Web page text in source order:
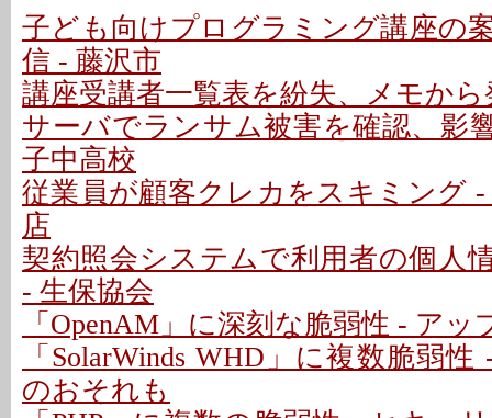
子ども向けプログラミング講座の
信 - 藤沢市
講座受講者一覧表を紛失、メモか
サーバでランサム被害を確認、影
子中高校
従業員が顧客クレカをスキミング
店
契約照会システムで利用者の個人
- 生保協会
「OpenAM」に深刻な脆弱性 - ア
「SolarWinds WHD」に複数脆弱
のおそれも